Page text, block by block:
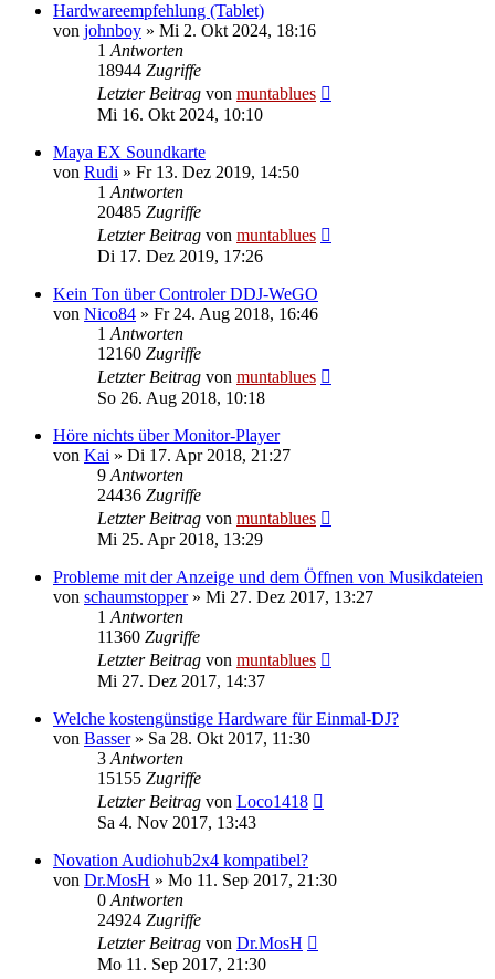
Hardwareempfehlung (Tablet)
von johnboy » Mi 2. Okt 2024, 18:16
1 Antworten
18944 Zugriffe
Letzter Beitrag von muntablues
Mi 16. Okt 2024, 10:10
Maya EX Soundkarte
von Rudi » Fr 13. Dez 2019, 14:50
1 Antworten
20485 Zugriffe
Letzter Beitrag von muntablues
Di 17. Dez 2019, 17:26
Kein Ton über Controler DDJ-WeGO
von Nico84 » Fr 24. Aug 2018, 16:46
1 Antworten
12160 Zugriffe
Letzter Beitrag von muntablues
So 26. Aug 2018, 10:18
Höre nichts über Monitor-Player
von Kai » Di 17. Apr 2018, 21:27
9 Antworten
24436 Zugriffe
Letzter Beitrag von muntablues
Mi 25. Apr 2018, 13:29
Probleme mit der Anzeige und dem Öffnen von Musikdateien
von schaumstopper» Mi 27. Dez 2017, 13:27
1 Antworten
11360 Zugriffe
Letzter Beitrag von muntablues
Mi 27. Dez 2017, 14:37
Welche kostengünstige Hardware für Einmal-DJ?
von Basser» Sa 28. Okt 2017, 11:30
3 Antworten
15155 Zugriffe
Letzter Beitrag von Loco1418
Sa 4. Nov 2017, 13:43
Novation Audiohub2x4 kompatibel?
von Dr.MosH » Mo 11. Sep 2017, 21:30
0 Antworten
24924 Zugriffe
Letzter Beitrag von Dr.MosH
Mo 11. Sep 2017, 21:30